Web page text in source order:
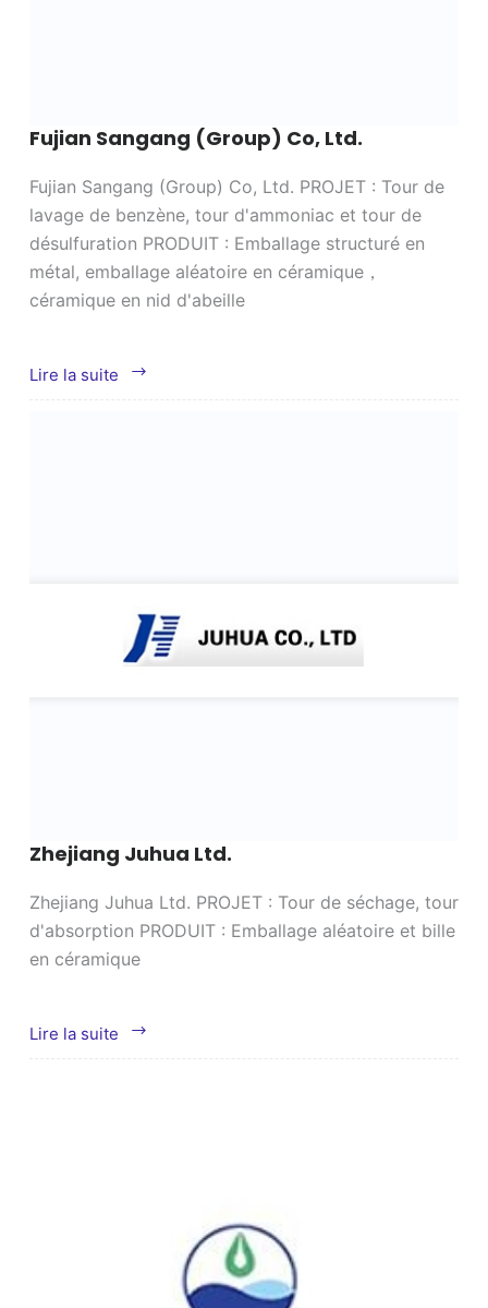
Fujian Sangang (Group) Co, Ltd.
Fujian Sangang (Group) Co, Ltd. PROJET : Tour de
lavage de benzène, tour d'ammoniac et tour de
désulfuration PRODUIT : Emballage structuré en
métal, emballage aléatoire en céramique，
céramique en nid d'abeille
Lire la suite
Fujian
Sangang
Zhejiang Juhua Ltd.
Zhejiang Juhua Ltd. PROJET : Tour de séchage, tour
d'absorption PRODUIT : Emballage aléatoire et bille
en céramique
Lire la suite
Zhejiang
Juhua